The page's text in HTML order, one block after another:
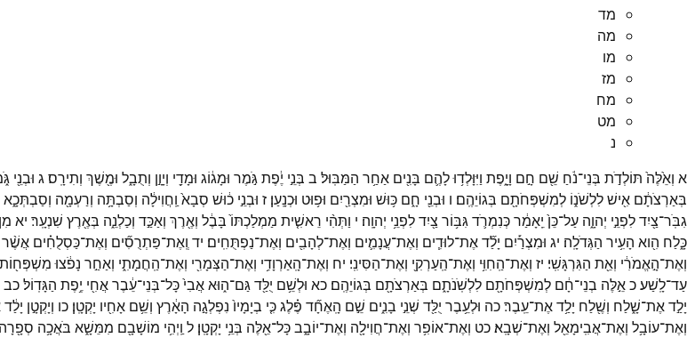
מד
מה
מו
מז
מח
מט
נ
א וְאֵ֙לֶּה֙ תּוֹלְדֹ֣ת בְּנֵי־נֹ֔חַ שֵׁ֖ם חָ֣ם וָיָ֑פֶת וַיִּוָּלְד֥וּלָהֶ֛ם בָּנִ֖ים אַחַ֥ר הַמַּבּֽוּל׃ ב בְּנֵ֣י יֶ֔פֶתגֹּ֣מֶר וּמָג֔וֹג וּמָדַ֖י וְיָוָ֣ן וְתֻבָ֑ל וּמֶ֖שֶׁךְ וְתִירָֽס׃ג וּבְנֵ֖י
בְּאַרְצֹתָ֔ם אִ֖ישׁלִלְשֹׁנ֑וֹ לְמִשְׁפְּחֹתָ֖ם בְּגוֹיֵהֶֽם׃ ו וּבְנֵ֖י חָ֑ם כּ֥וּשׁ וּמִצְרַ֖יִם וּפ֥וּט וּכְנָֽעַן׃ ז וּבְנֵ֣י כ֔וּשׁ סְבָא֙ וַֽחֲוִילָ֔ה וְסַבְתָּ֥ה וְרַעְמָ֖ה וְסַבְתְּכָ֑א
גִבֹּֽר־צַ֖יִדלִפְנֵ֣י יְהוָ֑ה עַל־כֵּן֙ יֵֽאָמַ֔רכְּנִמְרֹ֛דגִּבּ֥וֹר צַ֖יִדלִפְנֵ֥י יְהוָֽה׃ י וַתְּהִ֨י רֵאשִׁ֤ית מַמְלַכְתּוֹ֙ בָּבֶ֔ל וְאֶ֖רֶךְ וְאַכַּ֣ד וְכַלְנֵ֑ה בְּאֶ֖רֶץ שִׁנְעָֽר׃ יא
כָּ֑לַח הִ֖וא הָעִ֥יר הַגְּדֹלָֽה׃ יג וּמִצְרַ֡יִם יָלַ֞דאֶת־לוּדִ֧ים וְאֶת־עֲנָמִ֛ים וְאֶת־לְהָבִ֖ים וְאֶת־נַפְתֻּחִֽים׃ יד וְֽאֶת־פַּתְרֻסִ֞ים וְאֶת־כַּסְלֻחִ֗ים אֲשֶׁ֨ר
וְאֶת־הָ֣אֱמֹרִ֔י וְאֵ֖ת הַגִּרְגָּשִֽׁי׃ יז וְאֶת־הַֽחִוִּ֥י וְאֶת־הַֽעַרְקִ֖י וְאֶת־הַסִּינִֽי׃ יח וְאֶת־הָֽאַרְוָדִ֥י וְאֶת־הַצְּמָרִ֖י וְאֶת־הַֽחֲמָתִ֑י וְאַחַ֣ר נָפֹ֔צוּ מִשְׁפְּח֖וֹת
עַד־לָֽשַׁע׃כאֵ֣לֶּה בְנֵי־חָ֔ם לְמִשְׁפְּחֹתָ֖ם לִלְשֹֽׁנֹתָ֑ם בְּאַרְצֹתָ֖ם בְּגוֹיֵהֶֽם׃ כא וּלְשֵׁ֥ם יֻלַּ֖דגַּם־ה֑וּאאֲבִי֙כָּל־בְּנֵי־עֵ֔בֶראֲחִ֖י יֶ֥פֶת הַגָּדֽוֹל׃כב
יָלַ֣דאֶת־שָׁ֑לַח וְשֶׁ֖לַח יָלַ֥דאֶת־עֵֽבֶר׃כה וּלְעֵ֥בֶר יֻלַּ֖ד שְׁנֵ֣י בָנִ֑ים שֵׁ֣ם הָֽאֶחָ֞ד פֶּ֗לֶגכִּ֤י בְיָמָיו֙ נִפְלְגָ֣ה הָאָ֔רֶץ וְשֵׁ֥ם אָחִ֖יו יָקְטָֽן׃ כו וְיָקְטָ֣ן יָלַ֔ד
וְאֶת־עוֹבָ֥ל וְאֶת־אֲבִֽימָאֵ֖ל וְאֶת־שְׁבָֽא׃כט וְאֶת־אוֹפִ֥ר וְאֶת־חֲוִילָ֖ה וְאֶת־יוֹבָ֑בכָּל־אֵ֖לֶּה בְּנֵ֥י יָקְטָֽן׃ ל וַֽיְהִ֥י מוֹשָׁבָ֖ם מִמֵּשָׁ֑א בֹּאֲכָ֥ה סְפָ֖רָה